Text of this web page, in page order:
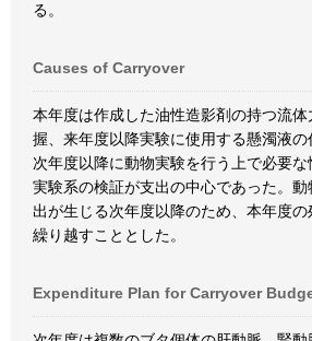
る。
Causes of Carryover
本年度は作成した油性造影剤の持つ流
握、来年度以降実験に使用する懸濁液の
次年度以降に動物実験を行う上で必要
実験系の検証が支出の中心であった。
出が生じる次年度以降のため、本年度の
繰り越すこととした。
Expenditure Plan for Carryover